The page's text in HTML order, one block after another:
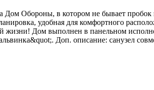
Дом Обороны, в котором не бывает
удобная для комфортного
жизни! Дом выполнен в панельном
Доп. описание: санузел